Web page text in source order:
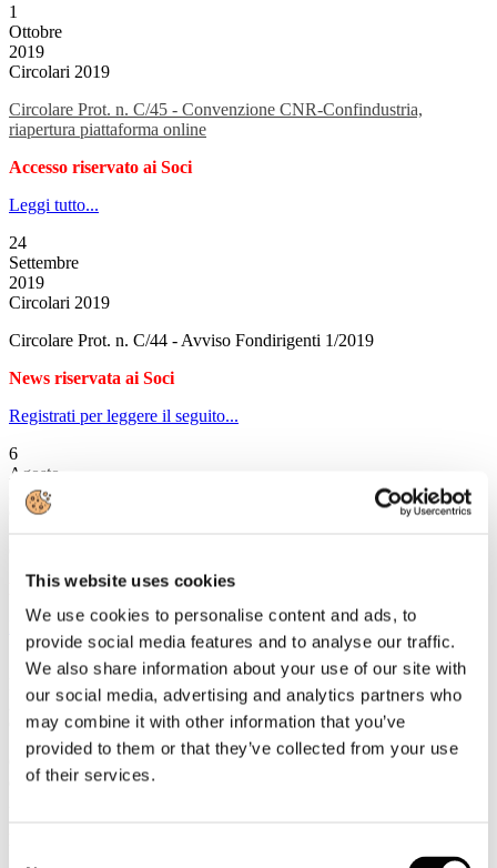
This website uses cookies
We use cookies to personalise content and ads, to
provide social media features and to analyse our traffic.
We also share information about your use of our site with
our social media, advertising and analytics partners who
may combine it with other information that you’ve
provided to them or that they’ve collected from your use
of their services.
1
Ottobre
2019
Circolari 2019
Circolare Prot. n. C/45 - Convenzione CNR-Confindustria,
riapertura piattaforma online
Accesso riservato ai Soci
Leggi tutto...
24
Settembre
2019
Circolari 2019
Circolare Prot. n. C/44 - Avviso Fondirigenti 1/2019
News riservata ai Soci
Registrati per leggere il seguito...
6
Agosto
2019
Circolari 2019
News riservata ai Soci
Registrati per leggere il seguito...
12
2019
Circolari 2019
Circolare Prot. n. C/42 - Conferenza stampa ENIT di presentazione
del piano triennale di marketing e promozione del turismo 2019-